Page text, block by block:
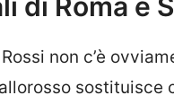
non c’è
sostituisce